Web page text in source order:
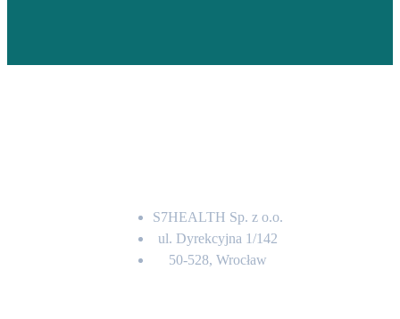
S7HEALTH Sp. z o.o.
ul. Dyrekcyjna 1/142
50-528, Wrocław